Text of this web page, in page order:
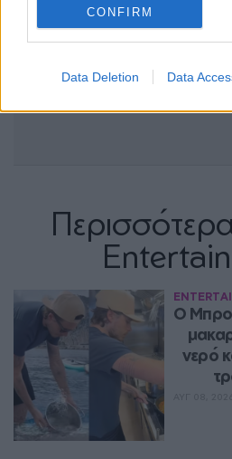
CONFIRM
Data Deletion Data
Ο
νερό